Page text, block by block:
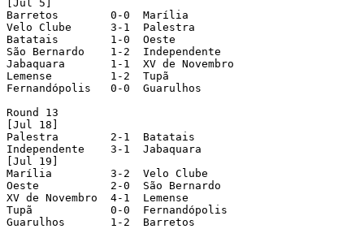
[Jul 5]
Barretos        0-0  Marília
Velo Clube      3-1  Palestra
Batatais        1-0  Oeste
São Bernardo    1-2  Independente
Jabaquara       1-1  XV de Novembro
Lemense         1-2  Tupã
Fernandópolis   0-0  Guarulhos
Round 13
[Jul 18]
Palestra        2-1  Batatais
Independente    3-1  Jabaquara
[Jul 19]
Marília         3-2  Velo Clube
Oeste           2-0  São Bernardo
XV de Novembro  4-1  Lemense
Tupã            0-0  Fernandópolis
Guarulhos       1-2  Barretos